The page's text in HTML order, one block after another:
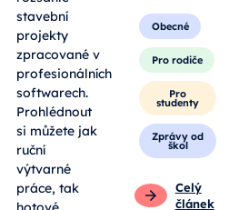
interiérů i
rozsáhlé
stavební
projekty
zpracované v
profesionálních
softwarech.
Prohlédnout
si můžete jak
ruční
výtvarné
medaile.
Obecné
Pro rodiče
Pro
studenty